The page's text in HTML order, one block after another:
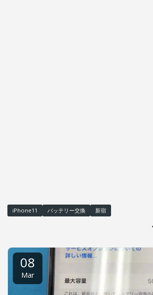
iPhone11 バッテリー交換 新宿
08
Mar